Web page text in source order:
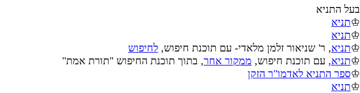
בעל התניא
♔תניא
♔תניא
♔תניא, ר' שניאור זלמן מלאדי- עם תוכנת חיפוש, לחיפוש
♔תניא, עם תוכנת חיפוש, ממקור אחר, בתוך תוכנת החיפוש "תורת אמת"
♔ספר התניא לאדמו"ר הזקן
♔תניא